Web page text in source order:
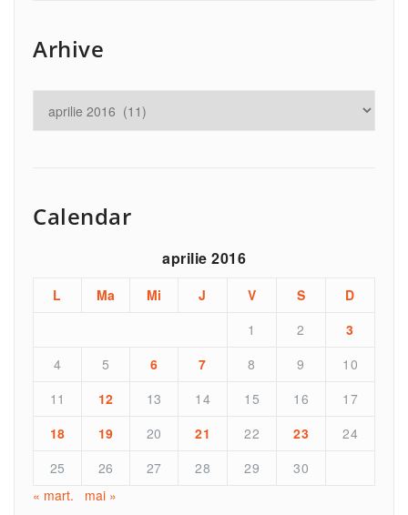
Arhive
Calendar
aprilie 2016
L Ma Mi J V S
D
1
2
3
4
5 6 7 8 9
10
11
12 13 14 15 16
17
18
19 20 21 22 23
24
25
26 27 28 29
30
« mart.
mai »